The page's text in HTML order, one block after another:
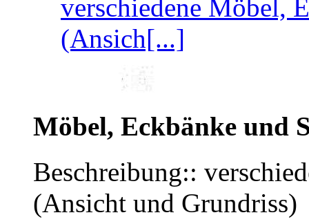
verschiedene Möbel,
(Ansich[...]
Möbel, Eckbänke und
Beschreibung::
(Ansicht und Grundriss)